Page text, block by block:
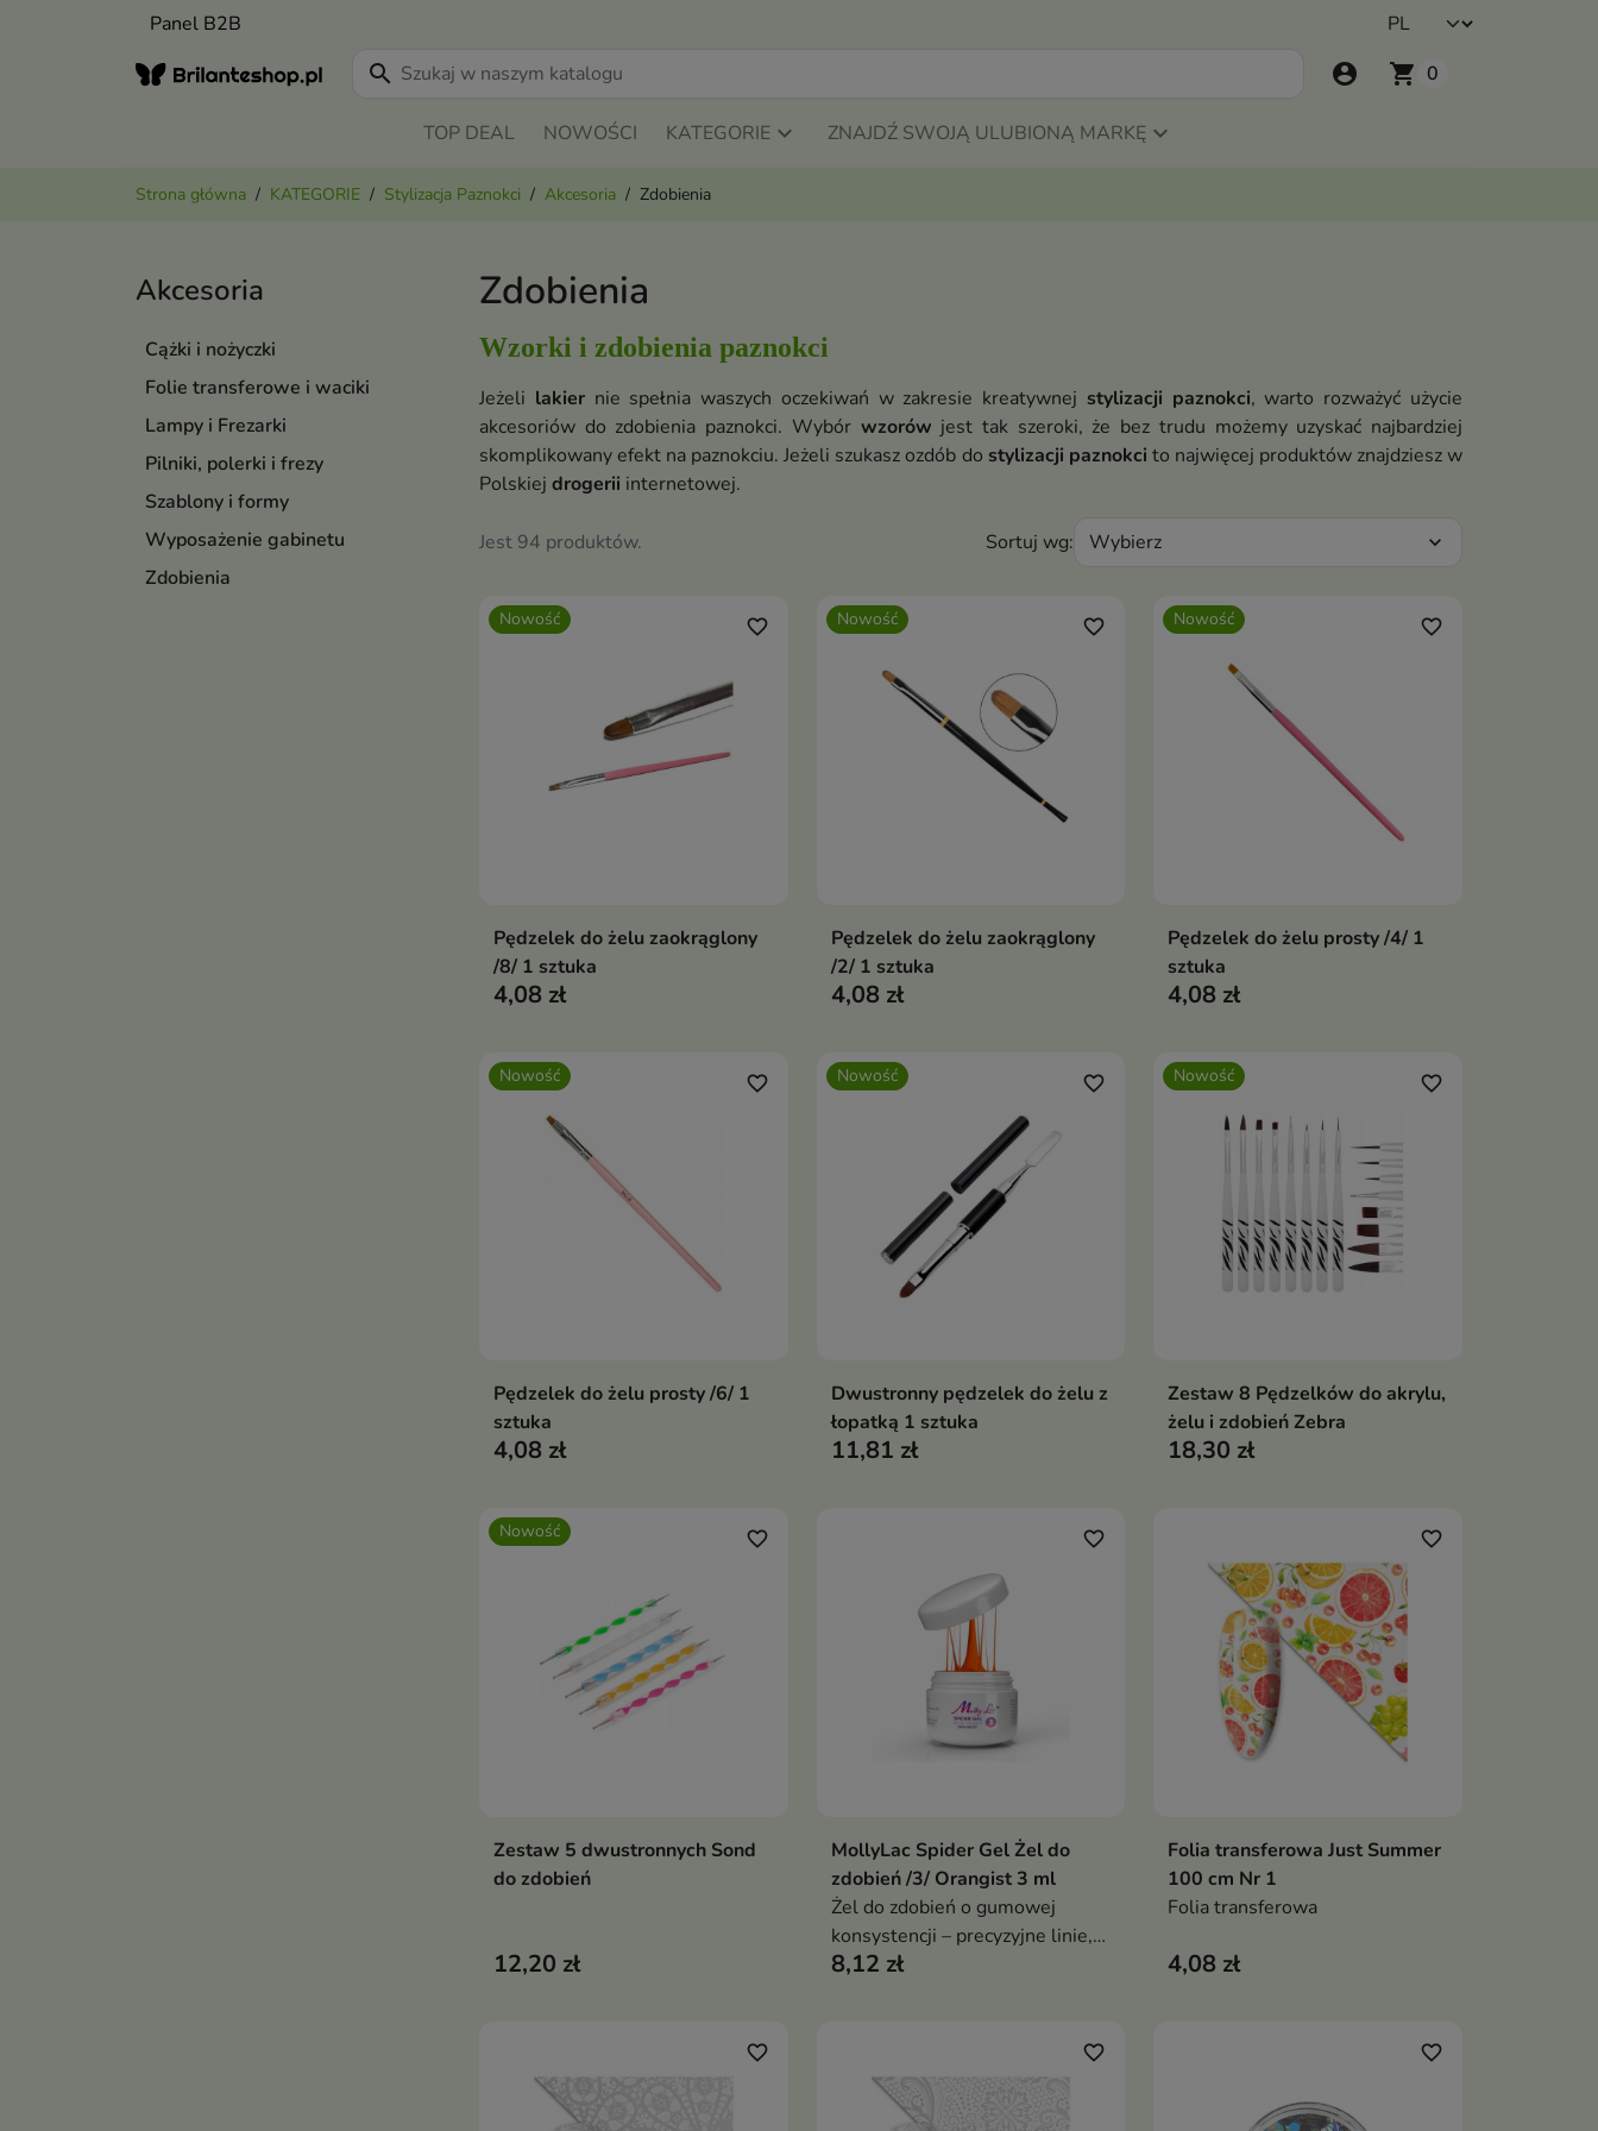
Panel B2B
search account_circle shopping_cart 0
TOP DEAL NOWOŚCI KATEGORIE ZNAJDŹ SWOJĄ ULUBIONĄ MARKĘ
Strona główna KATEGORIE Stylizacja Paznokci Akcesoria Zdobienia
Akcesoria
Cążki i nożyczki
Folie transferowe i waciki
Lampy i Frezarki
Pilniki, polerki i frezy
Szablony i formy
Wyposażenie gabinetu
Zdobienia
Zdobienia
Wzorki i zdobienia paznokci
Jeżeli lakiernie spełnia waszych oczekiwań w zakresie kreatywnej stylizacji paznokci, warto rozważyć użycie
akcesoriów do zdobienia paznokci. Wybór wzorów jest tak szeroki, że bez trudu możemy uzyskać najbardziej
skomplikowany efekt na paznokciu. Jeżeli szukasz ozdób do stylizacji paznokci to najwięcej produktów znajdziesz w
Polskiej drogerii internetowej.
Jest 94 produktów. Sortuj wg: Wybierz expand_more
Nowość
Dodaj do koszyka
favorite_border
Pędzelek do żelu zaokrąglony
/8/ 1 sztuka
4,08 zł
Nowość
Dodaj do koszyka
favorite_border
Pędzelek do żelu zaokrąglony
/2/ 1 sztuka
4,08 zł
Nowość
Dodaj do koszyka
favorite_border
Pędzelek do żelu prosty /4/ 1
sztuka
4,08 zł
Nowość
Dodaj do koszyka
favorite_border
Pędzelek do żelu prosty /6/ 1
sztuka
4,08 zł
Nowość
Dodaj do koszyka
favorite_border
Dwustronny pędzelek do żelu z
łopatką 1 sztuka
11,81 zł
Nowość
Dodaj do koszyka
favorite_border
Zestaw 8 Pędzelków do akrylu,
żelu i zdobień Zebra
18,30 zł
Nowość
Dodaj do koszyka
favorite_border
Zestaw 5 dwustronnych Sond
do zdobień
12,20 zł
Dodaj do koszyka
favorite_border
MollyLac Spider Gel Żel do
zdobień /3/ Orangist 3 ml
Żel do zdobień o gumowej
konsystencji – precyzyjne linie,
geometryczne wzory i
8,12 zł
Dodaj do koszyka
favorite_border
Folia transferowa Just Summer
100 cm Nr 1
Folia transferowa
4,08 zł
favorite_border favorite_border favorite_border